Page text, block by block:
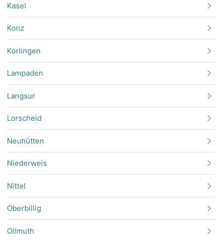
Kasel
Konz
Korlingen
Lampaden
Langsur
Lorscheid
Neuhütten
Niederweis
Nittel
Oberbillig
Ollmuth